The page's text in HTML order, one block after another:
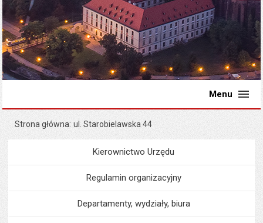
Menu
Strona główna ul. Starobielawska 44
MenuUrząd Miejski
Kierownictwo Urzędu
Regulamin organizacyjny
Departamenty, wydziały, biura